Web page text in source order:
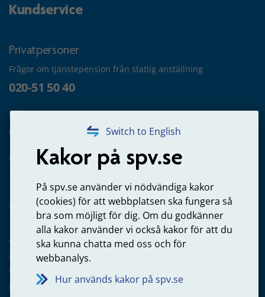
Switch to English
Kakor på spv.se
På spv.se använder vi nödvändiga kakor
(cookies) för att webbplatsen ska fungera så
bra som möjligt för dig. Om du godkänner
alla kakor använder vi också kakor för att du
ska kunna chatta med oss och för
webbanalys.
Hur används kakor på spv.se
Kundservice
Privatpersoner
Frågor om tjänstepension från statlig anställning
020-51 50 40
Frågor om utbetalning
020-65 00 65
Kontakta oss
Arbetsgivare
Frågor om administration av tjänstepension från statlig
anställning
060-18 75 03